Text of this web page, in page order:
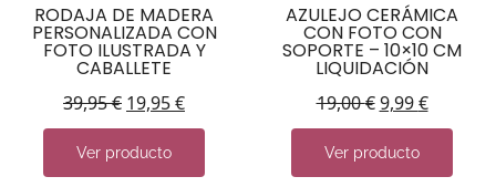
RODAJA DE MADERA
PERSONALIZADA CON
FOTO ILUSTRADA Y
CABALLETE
39,95€ 19,95€
Ver producto
AZULEJO CERÁMICA
CON FOTO CON
SOPORTE – 10×10 CM
LIQUIDACIÓN
19,00€ 9,99€
Ver producto